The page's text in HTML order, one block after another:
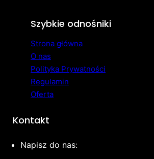
Szybkie odnośniki
Strona główna
O nas
Polityka Prywatności
Regulamin
Oferta
Kontakt
Napisz do nas: